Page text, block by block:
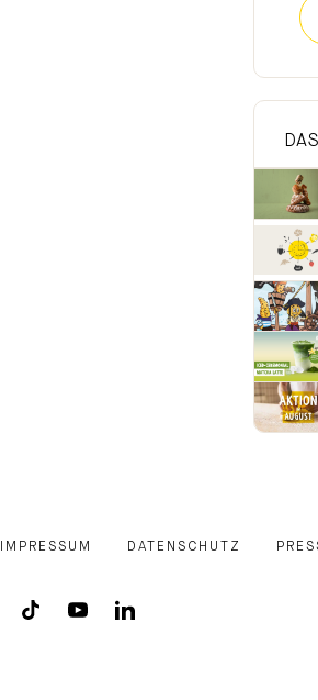
IMPRESSUM DATENSCHUTZ
APP
TIKTOKYOUTUBE
LINKEDIN